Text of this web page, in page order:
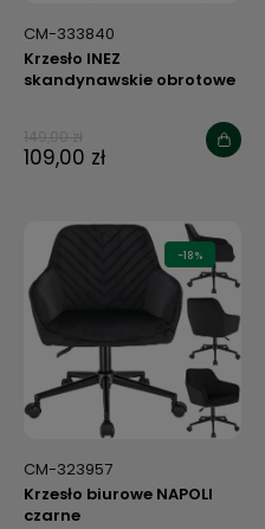
CM-333840
Krzesło INEZ
skandynawskie obrotowe
109,00 zł
CM-323957
Krzesło biurowe NAPOLI
czarne
-18%